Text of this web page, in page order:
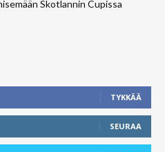
Skotlannin Cupissa
TYKKÄÄ
SEURAA